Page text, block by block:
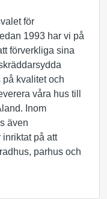
för
1993 har vi på
förverkliga sina
på kvalitet och
våra hus till
Inom
även
på att
parhus och